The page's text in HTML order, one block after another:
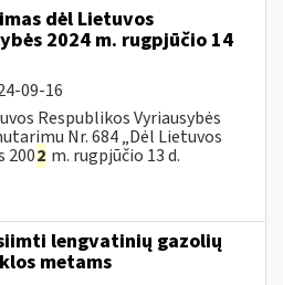
dėl Lietuvos
2024 m. rugpjūčio 14
09-16
Respublikos Vyriausybės
Nr. 684 „Dėl Lietuvos
2002 m. rugpjūčio 13 d.
lengvatinių gazolių
metams